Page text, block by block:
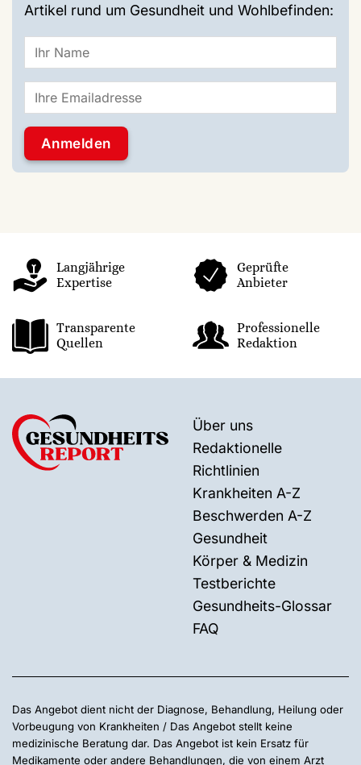
Artikel rund um Gesundheit und Wohlbefinden:
Langjährige
Expertise
Geprüfte
Anbieter
Transparente
Quellen
Professionelle
Redaktion
Über uns
Redaktionelle
Richtlinien
Krankheiten A-Z
Beschwerden A-Z
Gesundheit
Körper & Medizin
Testberichte
Gesundheits-Glossar
FAQ
Das Angebot dient nicht der Diagnose, Behandlung, Heilung oder
Vorbeugung von Krankheiten / Das Angebot stellt keine
medizinische Beratung dar. Das Angebot ist kein Ersatz für
Medikamente oder andere Behandlungen, die von einem Arzt